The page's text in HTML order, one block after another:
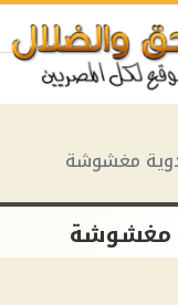
مغشوشة
مغشوشة